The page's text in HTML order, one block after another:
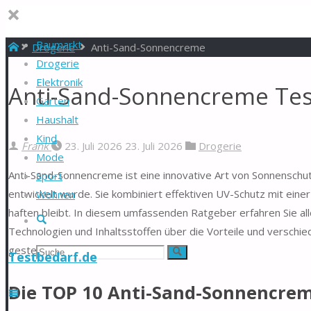
Baumarkt
Drogerie
Elektronik
Garten
Haushalt
Kind
Mode
Sport
Wohnen
Suche
Suchen Suche
Testbedarf.de
StartDrogerie Anti-Sand-Sonnencreme
Anti-Sand-Sonnencreme
Frank 23. Juli 2026 23. Juli 2026 Drogerie
Anti-Sand-Sonnencreme ist eine innovative Art von
entwickelt wurde. Sie kombiniert effektiven UV-Schutz mit
haften bleibt. In diesem umfassenden Ratgeber erfahren Sie
Technologien und Inhaltsstoffen über die Vorteile und
gestellten Fragen.
Die TOP 10 Anti-Sand-